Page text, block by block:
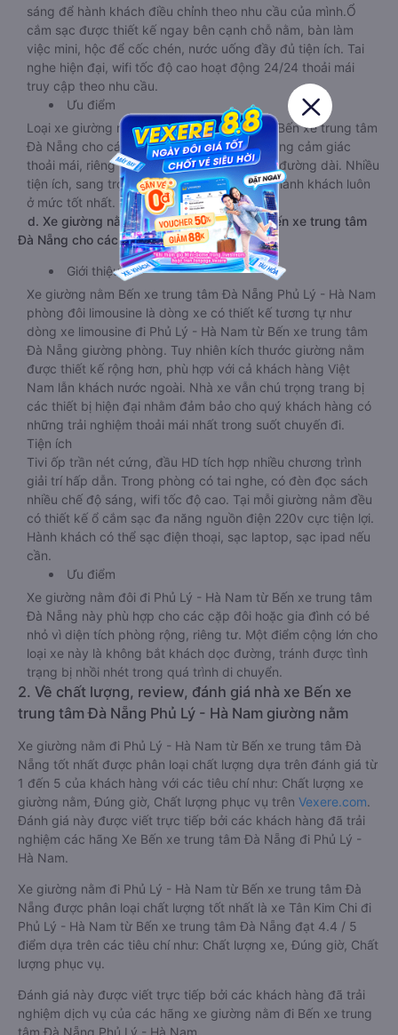
sáng để hành khách điều chỉnh theo nhu cầu của mình.Ổ
cắm sạc được thiết kế ngay bên cạnh chỗ nằm, bàn làm
việc mini, hộc để cốc chén, nước uống đầy đủ tiện ích. Tai
nghe hiện đại, wifi tốc độ cao hoạt động 24/24 thoải mái
truy cập theo nhu cầu.
Ưu điểm
Loại xe giường nằm đi Phủ Lý - Hà Nam từ Bến xe trung tâm
Đà Nẵng cho các cặp đôi tạo cho khách hàng cảm giác
thoải mái, riêng tư khi di chuyển trên tuyến đường dài. Nhiều
tiện ích, sang trọng, dịch vụ cung cấp cho hành khách luôn
ở mức tốt nhất.
d. Xe giường nằm đi Phủ Lý - Hà Nam từ Bến xe trung tâm
Đà Nẵng cho các cặp đôi
Giới thiệu
Xe giường nằm Bến xe trung tâm Đà Nẵng Phủ Lý - Hà Nam
phòng đôi limousine là dòng xe có thiết kế tương tự như
dòng xe limousine đi Phủ Lý - Hà Nam từ Bến xe trung tâm
Đà Nẵng giường phòng. Tuy nhiên kích thước giường nằm
được thiết kế rộng hơn, phù hợp với cả khách hàng Việt
Nam lẫn khách nước ngoài. Nhà xe vẫn chú trọng trang bị
các thiết bị hiện đại nhằm đảm bảo cho quý khách hàng có
những trải nghiệm thoải mái nhất trong suốt chuyến đi.
Tiện ích
Tivi ốp trần nét cứng, đầu HD tích hợp nhiều chương trình
giải trí hấp dẫn. Trong phòng có tai nghe, có đèn đọc sách
nhiều chế độ sáng, wifi tốc độ cao. Tại mỗi giường nằm đều
có thiết kế ổ cắm sạc đa năng nguồn điện 220v cực tiện lợi.
Hành khách có thể sạc điện thoại, sạc laptop, sạc ipad nếu
cần.
Ưu điểm
Xe giường nằm đôi đi Phủ Lý - Hà Nam từ Bến xe trung tâm
Đà Nẵng này phù hợp cho các cặp đôi hoặc gia đình có bé
nhỏ vì diện tích phòng rộng, riêng tư. Một điểm cộng lớn cho
loại xe này là không bắt khách dọc đường, tránh được tình
trạng bị nhồi nhét trong quá trình di chuyển.
2. Về chất lượng, review, đánh giá nhà xe Bến xe
trung tâm Đà Nẵng Phủ Lý - Hà Nam giường nằm
Xe giường nằm đi Phủ Lý - Hà Nam từ Bến xe trung tâm Đà
Nẵng tốt nhất được phân loại chất lượng dựa trên đánh giá từ
1 đến 5 của khách hàng với các tiêu chí như: Chất lượng xe
giường nằm, Đúng giờ, Chất lượng phục vụ trên Vexere.com.
Đánh giá này được viết trực tiếp bởi các khách hàng đã trải
nghiệm các hãng Xe Bến xe trung tâm Đà Nẵng đi Phủ Lý -
Hà Nam.
Xe giường nằm đi Phủ Lý - Hà Nam từ Bến xe trung tâm Đà
Nẵng được phân loại chất lượng tốt nhất là xe Tân Kim Chi đi
Phủ Lý - Hà Nam từ Bến xe trung tâm Đà Nẵng đạt 4.4 / 5
điểm dựa trên các tiêu chí như: Chất lượng xe, Đúng giờ, Chất
lượng phục vụ.
Đánh giá này được viết trực tiếp bởi các khách hàng đã trải
nghiệm dịch vụ của các hãng xe giường nằm đi Bến xe trung
tâm Đà Nẵng Phủ Lý - Hà Nam .